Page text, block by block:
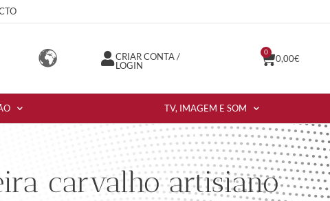
CRIAR CONTA /
LOGIN
0,00€
0
TV, IMAGEM E SOM
carvalho artisiano